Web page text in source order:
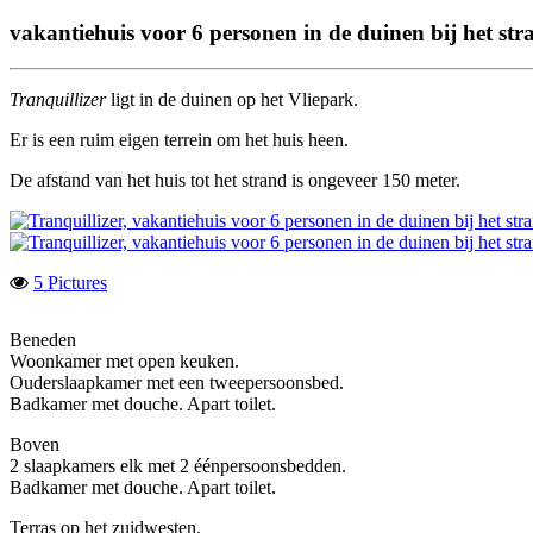
vakantiehuis voor 6 personen in de duinen bij het
Tranquillizerligt in de duinen op het Vliepark.
Er is een ruim eigen terrein om het huis heen.
De afstand van het huis tot het strand is ongeveer 150 meter.
5 Pictures
Beneden
Woonkamer met open keuken.
Ouderslaapkamer met een tweepersoonsbed.
Badkamer met douche. Apart toilet.
Boven
2 slaapkamers elk met 2 éénpersoonsbedden.
Badkamer met douche. Apart toilet.
Terras op het zuidwesten.